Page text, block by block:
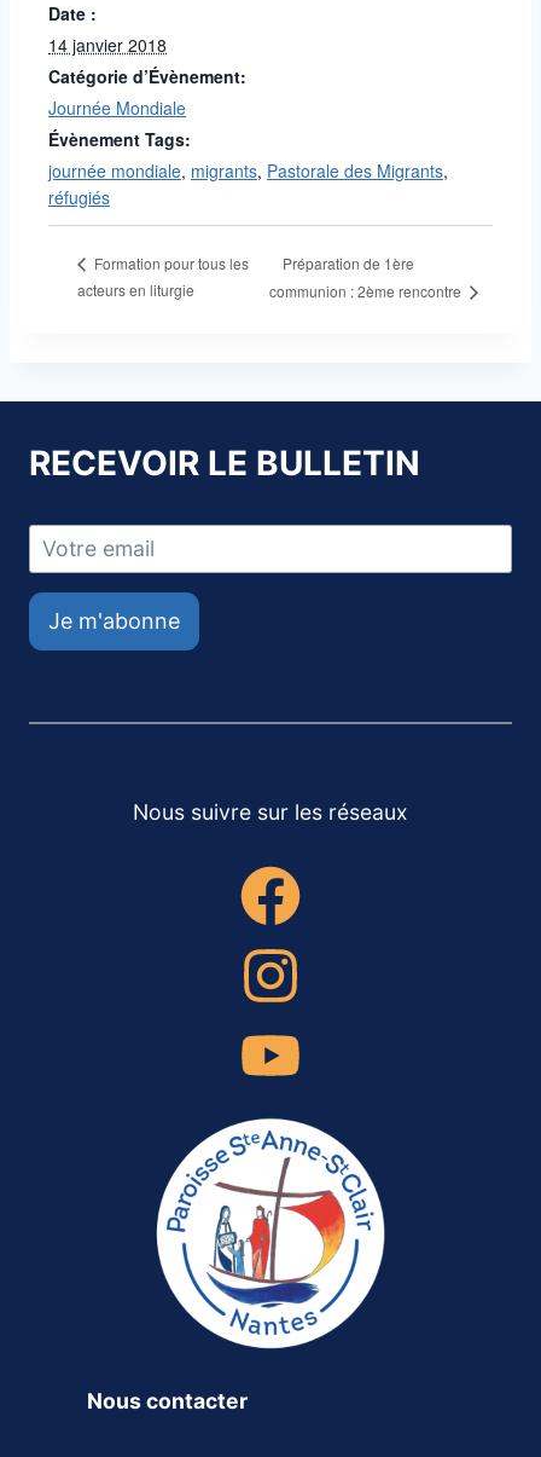
Date :
14 janvier 2018
Catégorie d’Évènement:
Journée Mondiale
Évènement Tags:
journée mondiale, migrants, Pastorale des Migrants,
réfugiés
Formation pour tous les
acteurs en liturgie
Préparation de 1ère
communion : 2ème rencontre
RECEVOIR LE BULLETIN
Je m'abonne
Nous suivre sur les réseaux
Nous contacter